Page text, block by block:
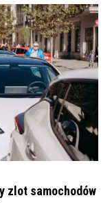
zlot samochodów